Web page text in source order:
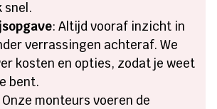
snel.
: Altijd vooraf inzicht in
verrassingen achteraf. We
kosten en opties, zodat je weet
bent.
Onze monteurs voeren de